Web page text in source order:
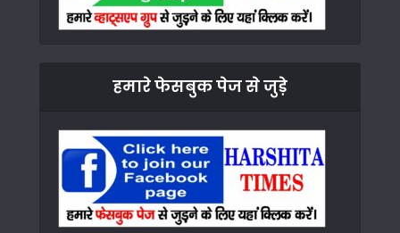
हमारे फेसबुक पेज से जुड़े